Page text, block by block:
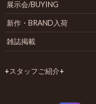
展示会/BUYING
新作・BRAND入荷
雑誌掲載
+スタッフご紹介+